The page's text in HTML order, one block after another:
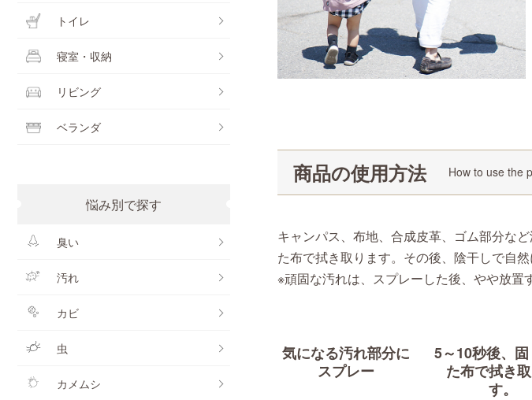
商品の使用方法 How to use the
キャンパス、布地、合成皮革、ゴム部分な
た布で拭き取ります。その後、陰干しで自然
※頑固な汚れは、スプレーした後、やや放置
気になる汚れ部分に
スプレー
5～10秒後、
た布で拭き
す。
トイレ
寝室・収納
リビング
ベランダ
悩み別で探す
臭い
汚れ
カビ
虫
カメムシ